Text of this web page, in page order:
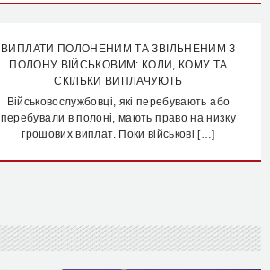
ВИПЛАТИ ПОЛОНЕНИМ ТА ЗВІЛЬНЕНИМ З
ПОЛОНУ ВІЙСЬКОВИМ: КОЛИ, КОМУ ТА
СКІЛЬКИ ВИПЛАЧУЮТЬ
Військовослужбовці, які перебувають або
перебували в полоні, мають право на низку
грошових виплат. Поки військові […]